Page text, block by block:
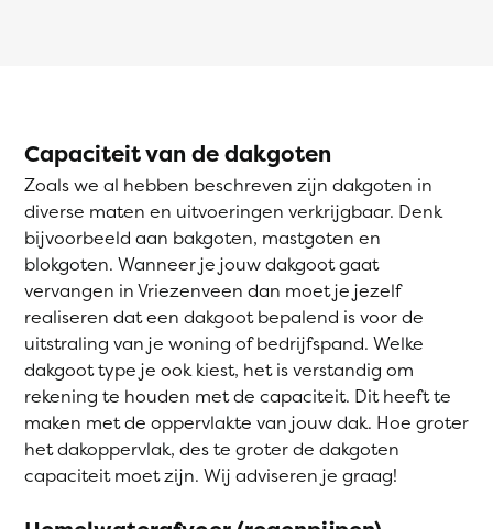
Capaciteit van de dakgoten
Zoals we al hebben beschreven zijn dakgoten in
diverse maten en uitvoeringen verkrijgbaar. Denk
bijvoorbeeld aan bakgoten, mastgoten en
blokgoten. Wanneer je jouw dakgoot gaat
vervangen in Vriezenveen dan moet je jezelf
realiseren dat een dakgoot bepalend is voor de
uitstraling van je woning of bedrijfspand. Welke
dakgoot type je ook kiest, het is verstandig om
rekening te houden met de capaciteit. Dit heeft te
maken met de oppervlakte van jouw dak. Hoe groter
het dakoppervlak, des te groter de dakgoten
capaciteit moet zijn. Wij adviseren je graag!